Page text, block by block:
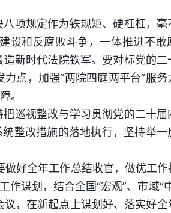
项规定作为铁规矩、硬杠杠，毫
设和反腐败斗争，一体推进不敢
新时代法院铁军。要对标党的二
点，加强“两院四庭两平台”服务
。
巡视整改与学习贯彻党的二十届
整改措施的落地执行，坚持举一
好全年工作总结收官，做优工作
谋划，结合全国“宏观”、市域“
，在新起点上谋划好、落实好全